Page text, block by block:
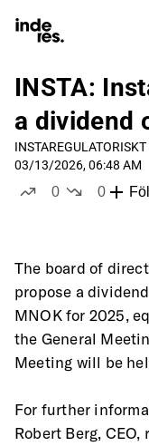
INSTA:
a dividend
INSTA
03/13/2026, 06:48 AM
0
0
The board of
propose a
MNOK for 2025,
the General
Meeting will be
For further
Robert Berg,